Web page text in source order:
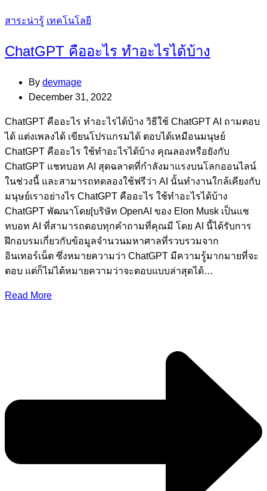
Categories
สาระน่ารู้ เทคโนโลยี
ChatGPT คืออะไร ทำอะไรได้บ้าง
By devmage
December 31, 2022
ChatGPT คืออะไร ทำอะไรได้บ้าง วิธีใช้ ChatGPT AI ถามตอบ
ได้ แต่งเพลงได้ เขียนโปรแกรมได้ ตอบได้เหมือนมนุษย์
ChatGPT คืออะไร ใช้ทำอะไรได้บ้าง คุณลองหรือยังกับ
ChatGPT แชทบอท AI สุดฉลาดที่กำลังมาแรงบนโลกออนไลน์
ในช่วงนี้ และสามารถทดลองใช้ฟรีว่า AI นั้นทำงานใกล้เคียงกับ
มนุษย์เราอย่างไร ChatGPT คืออะไร ใช้ทำอะไรได้บ้าง
ChatGPT พัฒนาโดย[บริษัท OpenAI ของ Elon Musk เป็นแช
ทบอท AI ที่สามารถตอบทุกคำถามที่คุณมี โดย AI นี้ได้รับการ
ฝึกอบรมเกี่ยวกับข้อมูลจำนวนมหาศาลที่รวบรวมจาก
อินเทอร์เน็ต ซึ่งหมายความว่า ChatGPT มีความรู้มากมายที่จะ
ตอบ แต่ก็ไม่ได้หมายความว่าจะตอบแบบล่าสุดได้…
Read More